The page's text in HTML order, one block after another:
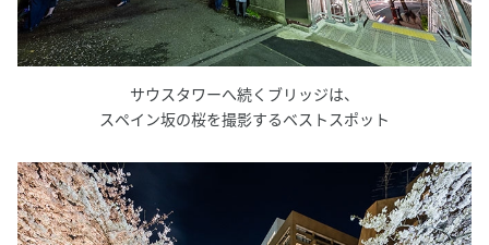
サウスタワーへ続くブリッジは、
スペイン坂の桜を撮影するベストスポット